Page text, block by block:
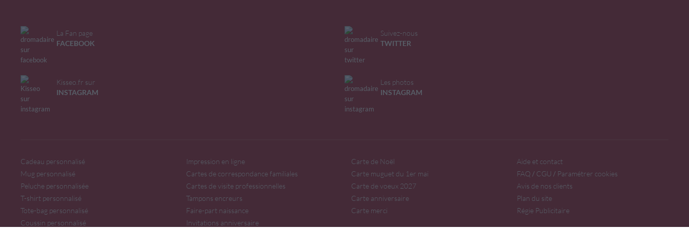
La Fan page
FACEBOOK
Suivez-nous
TWITTER
Kisseo.fr sur
INSTAGRAM
Les photos
INSTAGRAM
Cadeau personnalisé
Mug personnalisé
Peluche personnalisée
T-shirt personnalisé
Tote-bag personnalisé
Coussin personnalisé
Impression en ligne
Cartes de correspondance familiales
Cartes de visite professionnelles
Tampons encreurs
Faire-part naissance
Invitations anniversaire
Carte de Noël
Carte muguet du 1er mai
Carte de voeux 2027
Carte anniversaire
Carte merci
Aide et contact
FAQ / CGU / Paramétrer cookies
Avis de nos clients
Plan du site
Régie Publicitaire